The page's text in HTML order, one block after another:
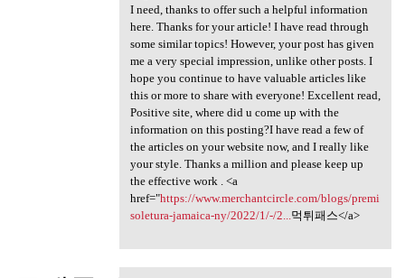
I need, thanks to offer such a helpful information
here. Thanks for your article! I have read through
some similar topics! However, your post has given
me a very special impression, unlike other posts. I
hope you continue to have valuable articles like
this or more to share with everyone! Excellent read,
Positive site, where did u come up with the
information on this posting?I have read a few of
the articles on your website now, and I really like
your style. Thanks a million and please keep up
the effective work . <a
href="https://www.merchantcircle.com/blogs/premi
soletura-jamaica-ny/2022/1/-/2...먹튀패스</a>